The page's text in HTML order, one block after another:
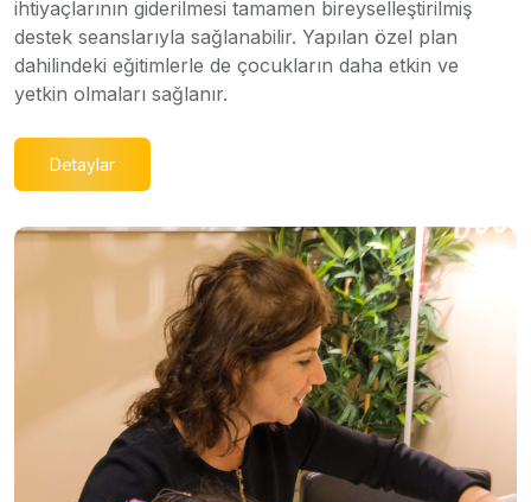
ihtiyaçlarının giderilmesi tamamen bireyselleştirilmiş
destek seanslarıyla sağlanabilir. Yapılan özel plan
dahilindeki eğitimlerle de çocukların daha etkin ve
yetkin olmaları sağlanır.
Detaylar